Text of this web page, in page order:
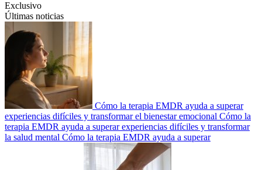
Exclusivo
Últimas noticias
Cómo la terapia EMDR ayuda a superar
experiencias difíciles y transformar el bienestar emocional Cómo la
terapia EMDR ayuda a superar experiencias difíciles y transformar
la salud mental Cómo la terapia EMDR ayuda a superar